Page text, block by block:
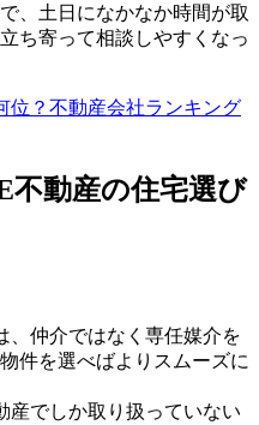
、土日になかなか時間が取
ち寄って相談しやすくなっ
位？不動産会社ランキング
不動産の住宅選び
、仲介ではなく専任媒介を
件を選べばよりスムーズに
産でしか取り扱っていない